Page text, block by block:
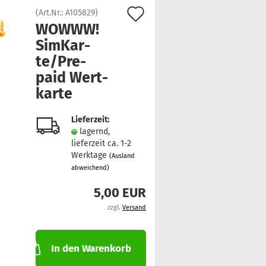
(Art.Nr.:A105829)
WOWWW!
Sim­Kar­
te/Pre­
paid Wert­
kar­te
Lieferzeit:
lagernd,
lieferzeit ca. 1-2
Werktage(Ausland
abweichend)
5,00 EUR
zzgl. Versand
In den Warenkorb